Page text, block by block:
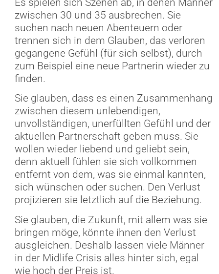
Es spielen sich Szenen ab, in denen Männer
zwischen 30 und 35 ausbrechen. Sie
suchen nach neuen Abenteuern oder
trennen sich in dem Glauben, das verloren
gegangene Gefühl (für sich selbst), durch
zum Beispiel eine neue Partnerin wieder zu
finden.
Sie glauben, dass es einen Zusammenhang
zwischen diesem unlebendigen,
unvollständigen, unerfüllten Gefühl und der
aktuellen Partnerschaft geben muss. Sie
wollen wieder liebend und geliebt sein,
denn aktuell fühlen sie sich vollkommen
entfernt von dem, was sie einmal kannten,
sich wünschen oder suchen. Den Verlust
projizieren sie letztlich auf die Beziehung.
Sie glauben, die Zukunft, mit allem was sie
bringen möge, könnte ihnen den Verlust
ausgleichen. Deshalb lassen viele Männer
in der Midlife Crisis alles hinter sich, egal
wie hoch der Preis ist.